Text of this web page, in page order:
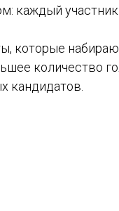
каждый
которые
количество
кандидатов.